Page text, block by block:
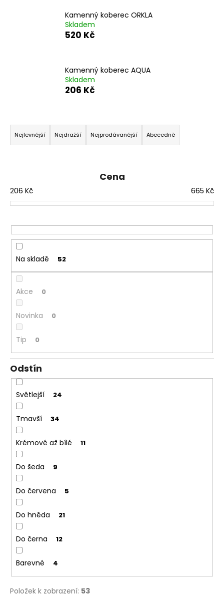
Kamenný koberec ORKLA
Skladem
520 Kč
Kamenný koberec AQUA
Skladem
206 Kč
Ř
a
z
í
p
o
d
u
k
ů
Nejlevnější Nejdražší Nejprodávanější Abecedně
Cena
206 Kč 665 Kč
Na skladě 52
Akce 0
Novinka 0
Tip 0
Odstín
Světlejší 24
Tmavší 34
Krémové až bílé 11
Do šeda 9
Do červena 5
Do hněda 21
Do černa 12
Barevné 4
Položek k zobrazení: 53
o
r
č
u
m
PLNIČ
PÓRŮ
PORE
100
954
Kč